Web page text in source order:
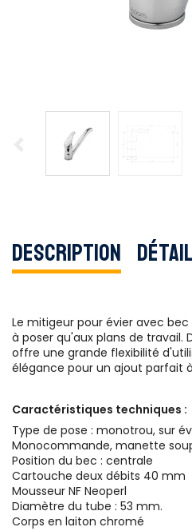
Description
Le mitigeur pour évier avec
à poser qu'aux plans de
offre une grande flexibilité
élégance pour un ajout parfait
Caractéristiques techniques :
Type de pose : monotrou, sur
Monocommande, manette
Position du bec : centrale
Cartouche deux débits 40 mm
Mousseur NF Neoperl
Diamètre du tube : 53 mm.
Corps en laiton chromé